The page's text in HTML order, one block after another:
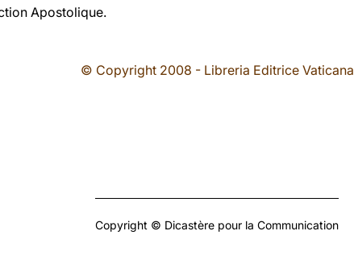
Apostolique.
© Copyright 2008 - Libreria Editrice Vaticana
Copyright © Dicastère pour la Communication